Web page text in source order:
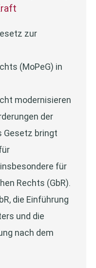
zur
(MoPeG) in
modernisieren
der
Gesetz bringt
für
Rechts (GbR).
die Einführung
und die
nach dem